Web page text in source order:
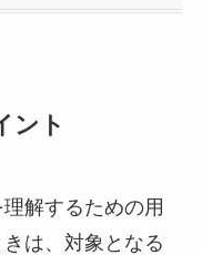
ント
解するための用
は、対象となる